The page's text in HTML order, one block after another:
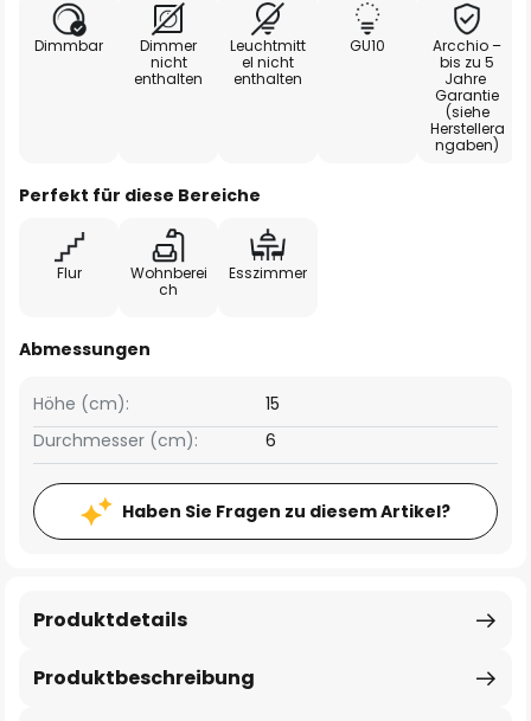
Dimmbar
Dimmer
nicht
enthalten
Leuchtmitt
el nicht
enthalten
GU10
Arcchio –
bis zu 5
Jahre
Garantie
(siehe
Herstellera
ngaben)
Perfekt für diese Bereiche
Flur
Wohnberei
ch
Esszimmer
Abmessungen
Höhe (cm):
15
Durchmesser (cm):
6
Haben Sie Fragen zu diesem Artikel?
Produktbeschreibung
Produktdetails